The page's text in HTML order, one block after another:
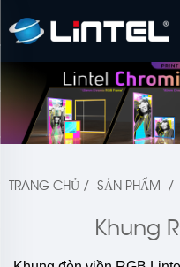
TRANG CHỦ / SẢN PHẨM /
Khung